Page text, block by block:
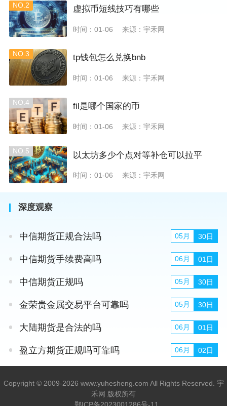
NO.2 虚拟币短线技巧有哪些
时间：01-06 来源：宇禾网
NO.3 tp钱包怎么兑换bnb
时间：01-06 来源：宇禾网
NO.4 fil是哪个国家的币
时间：01-06 来源：宇禾网
NO.5 以太坊多少个点对等补仓可以拉平
时间：01-06 来源：宇禾网
深度观察
中信期货正规合法吗 05月 30日
中信期货手续费高吗 06月 01日
中信期货正规吗 05月 30日
金荣贵金属交易平台可靠吗 05月 30日
大陆期货是合法的吗 06月 01日
盈立方期货正规吗可靠吗 06月 02日
Copyright © 2009-2026 www.yuhesheng.com All Rights Reserved. 宇
禾网 版权所有